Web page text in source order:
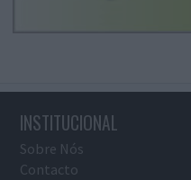
INSTITUCIONAL
Sobre Nós
Contacto